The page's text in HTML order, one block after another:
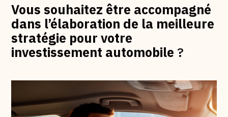
Vous souhaitez être accompagné
dans l’élaboration de la meilleure
stratégie pour votre
investissement automobile?